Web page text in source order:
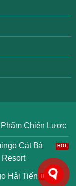
Phẩm Chiến Lược
Cát Bà
Resort
Hải Tiến